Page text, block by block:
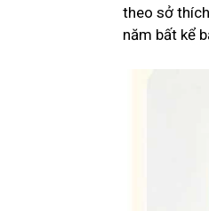
theo sở
năm bất kể